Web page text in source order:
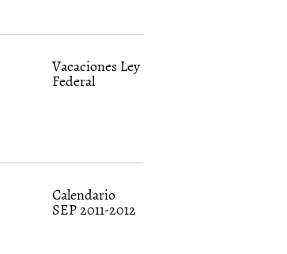
Vacaciones Ley
Federal
Calendario
SEP 2011-2012